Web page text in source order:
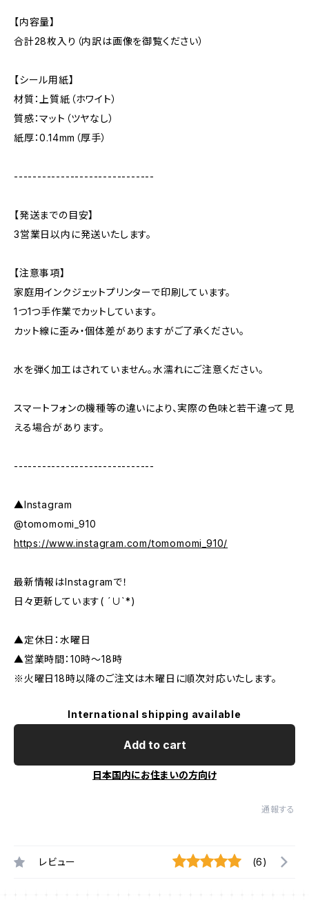
【内容量】
合計28枚入り（内訳は画像を御覧ください）
【シール用紙】
材質：上質紙（ホワイト）
質感：マット（ツヤなし）
紙厚：0.14mm（厚手）
------------------------------
【発送までの目安】
3営業日以内に発送いたします。
【注意事項】
家庭用インクジェットプリンターで印刷しています。
1つ1つ手作業でカットしています。
カット線に歪み・個体差がありますがご了承ください。
水を弾く加工はされていません。水濡れにご注意ください。
スマートフォンの機種等の違いにより、実際の色味と若干違って見
える場合があります。
------------------------------
▲Instagram
@tomomomi_910
https://www.instagram.com/tomomomi_910/
最新情報はInstagramで！
日々更新しています( ´∪`*)
▲定休日：水曜日
▲営業時間：10時～18時
※火曜日18時以降のご注文は木曜日に順次対応いたします。
International shipping available
Add to cart
日本国内にお住まいの方向け
通報する
レビュー (6)